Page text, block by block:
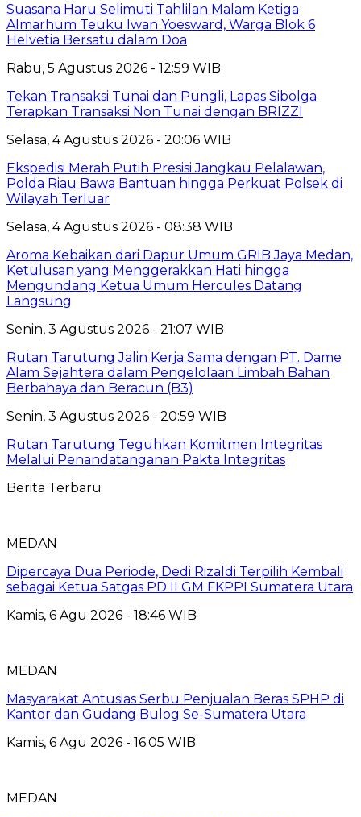
Suasana Haru Selimuti Tahlilan Malam Ketiga
Almarhum Teuku Iwan Yoesward, Warga Blok 6
Helvetia Bersatu dalam Doa
Rabu, 5 Agustus 2026 - 12:59 WIB
Tekan Transaksi Tunai dan Pungli, Lapas Sibolga
Terapkan Transaksi Non Tunai dengan BRIZZI
Selasa, 4 Agustus 2026 - 20:06 WIB
Ekspedisi Merah Putih Presisi Jangkau Pelalawan,
Polda Riau Bawa Bantuan hingga Perkuat Polsek di
Wilayah Terluar
Selasa, 4 Agustus 2026 - 08:38 WIB
Aroma Kebaikan dari Dapur Umum GRIB Jaya Medan,
Ketulusan yang Menggerakkan Hati hingga
Mengundang Ketua Umum Hercules Datang
Langsung
Senin, 3 Agustus 2026 - 21:07 WIB
Rutan Tarutung Jalin Kerja Sama dengan PT. Dame
Alam Sejahtera dalam Pengelolaan Limbah Bahan
Berbahaya dan Beracun (B3)
Senin, 3 Agustus 2026 - 20:59 WIB
Rutan Tarutung Teguhkan Komitmen Integritas
Melalui Penandatanganan Pakta Integritas
Berita Terbaru
MEDAN
Dipercaya Dua Periode, Dedi Rizaldi Terpilih Kembali
sebagai Ketua Satgas PD II GM FKPPI Sumatera Utara
Kamis, 6 Agu 2026 - 18:46 WIB
MEDAN
Masyarakat Antusias Serbu Penjualan Beras SPHP di
Kantor dan Gudang Bulog Se-Sumatera Utara
Kamis, 6 Agu 2026 - 16:05 WIB
MEDAN